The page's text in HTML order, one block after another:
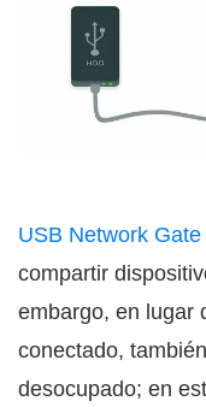
USB Network Gate
compartir
embargo, en lugar
conectado,
desocupado; en